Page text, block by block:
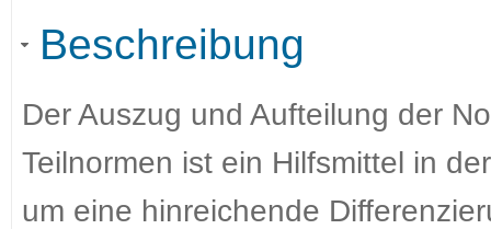
Beschreibung
Der Auszug und Aufteilung der
Teilnormen ist ein Hilfsmittel in
um eine hinreichende